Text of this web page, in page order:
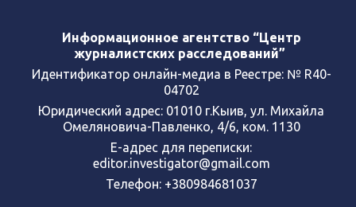
Информационное агентство “Центр
журналистских расследований”
Идентификатор онлайн-медиа в Реестре: № R40-
04702
Юридический адрес: 01010 г.Кыив, ул. Михайла
Омеляновича-Павленко, 4/6, ком. 1130
Е-адрес для переписки:
editor.investigator@gmail.com
Телефон: +380984681037